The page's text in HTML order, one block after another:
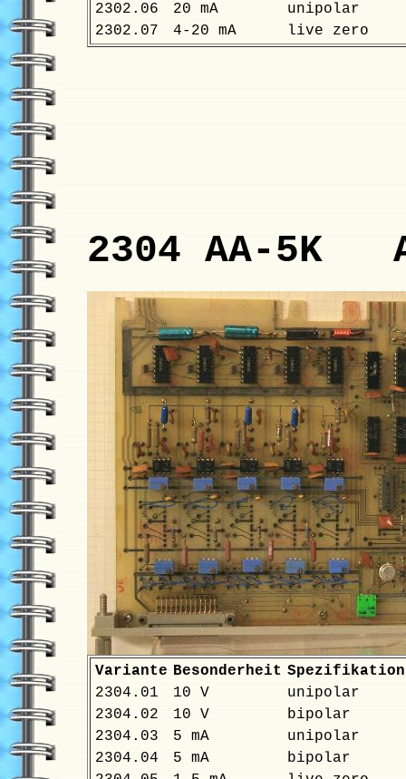
2302.06
20 mA
unipolar
2302.07
4-20 mA live zero
2304 AA-5K
Variante Besonderheit Spezifikation
2304.01
10 V
unipolar
2304.02
10 V
bipolar
2304.03
5 mA
unipolar
2304.04
5 mA
bipolar